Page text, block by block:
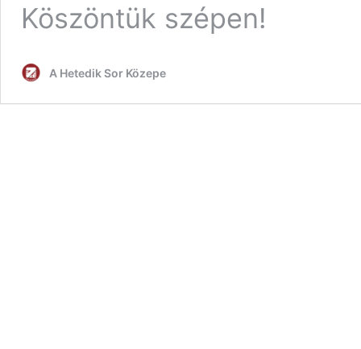
Köszöntük szépen!
A Hetedik Sor Közepe